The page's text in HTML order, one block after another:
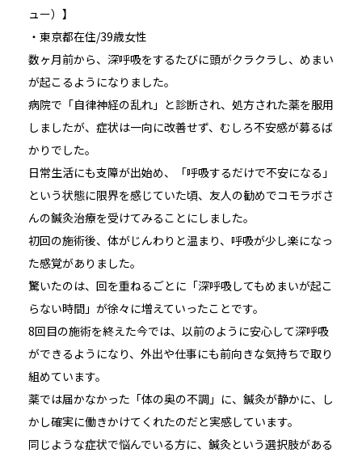
ュー）】
・東京都在住/39歳女性
数ヶ月前から、深呼吸をするたびに頭がクラクラし、めまい
が起こるようになりました。
病院で「自律神経の乱れ」と診断され、処方された薬を服用
しましたが、症状は一向に改善せず、むしろ不安感が募るば
かりでした。
日常生活にも支障が出始め、「呼吸するだけで不安になる」
という状態に限界を感じていた頃、友人の勧めでコモラボさ
んの鍼灸治療を受けてみることにしました。
初回の施術後、体がじんわりと温まり、呼吸が少し楽になっ
た感覚がありました。
驚いたのは、回を重ねるごとに「深呼吸してもめまいが起こ
らない時間」が徐々に増えていったことです。
8回目の施術を終えた今では、以前のように安心して深呼吸
ができるようになり、外出や仕事にも前向きな気持ちで取り
組めています。
薬では届かなかった「体の奥の不調」に、鍼灸が静かに、し
かし確実に働きかけてくれたのだと実感しています。
同じような症状で悩んでいる方に、鍼灸という選択肢がある